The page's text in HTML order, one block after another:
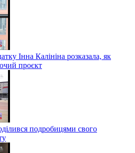
Інна Калініна розказала, як
проєкт
подробицями свого